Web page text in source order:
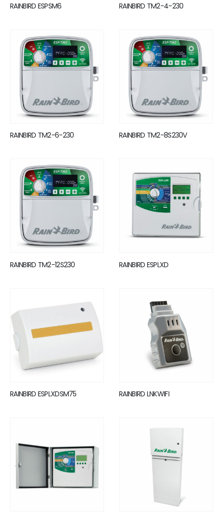
RAINBIRD ESPSM6 RAINBIRD TM2-4-230
RAINBIRD TM2-6-230 RAINBIRD TM2-8S230V
RAINBIRD TM2-12S230 RAINBIRD ESPLXD
RAINBIRD ESPLXDSM75 RAINBIRD LNKWIFI